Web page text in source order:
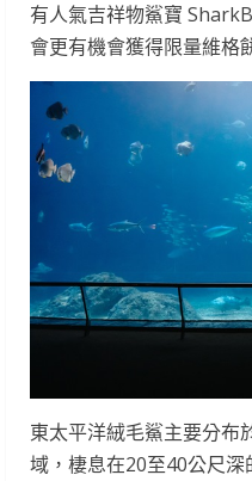
有人氣吉祥物鯊寶
會更有機會獲得限量維格
東太平洋絨毛鯊主要分布
域，棲息在20至40公尺